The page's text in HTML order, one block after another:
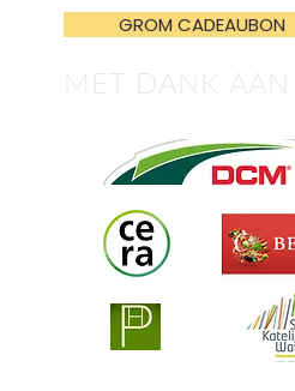
GROM CADEAUBON